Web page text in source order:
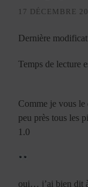
17 DÉCEMBRE
Dernière
Temps de lecture
Comme je vous le
peu près tous les
1.0
oui… j’ai bien dit